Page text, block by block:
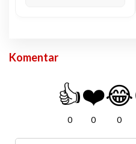
Komentar
👍
0
❤️
0
😂
0